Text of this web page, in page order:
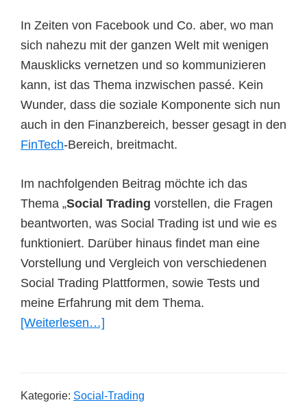
In Zeiten von Facebook und Co. aber, wo man
sich nahezu mit der ganzen Welt mit wenigen
Mausklicks vernetzen und so kommunizieren
kann, ist das Thema inzwischen passé. Kein
Wunder, dass die soziale Komponente sich nun
auch in den Finanzbereich, besser gesagt in den
FinTech-Bereich, breitmacht.
Im nachfolgenden Beitrag möchte ich das
Thema „Social Trading vorstellen, die Fragen
beantworten, was Social Trading ist und wie es
funktioniert. Darüber hinaus findet man eine
Vorstellung und Vergleich von verschiedenen
Social Trading Plattformen, sowie Tests und
meine Erfahrung mit dem Thema.
[Weiterlesen…]
&
Kategorie: Social-Trading